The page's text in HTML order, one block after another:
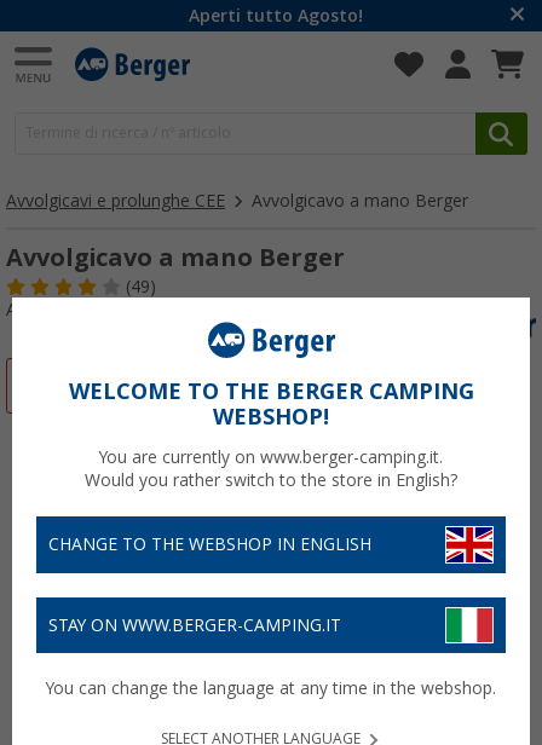
Aperti tutto Agosto!
Avvolgicavi e prolunghe CEE Avvolgicavo a mano Berger
Avvolgicavo a mano Berger
(49)
Articolo n: 166110
-15%WELCOME TO THE BERGER CAMPING
WEBSHOP!
You are currently on www.berger-camping.it.
Would you rather switch to the store in English?
CHANGE TO THE WEBSHOP IN ENGLISH
STAY ON WWW.BERGER-CAMPING.IT
You can change the language at any time in the webshop.
SELECT ANOTHER LANGUAGE